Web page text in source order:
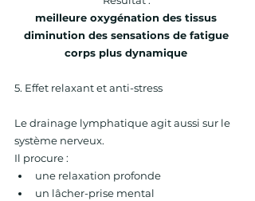
meilleure oxygénation des tissus
diminution des sensations de fatigue
corps plus dynamique
5. Effet relaxant et anti-stress
Le drainage lymphatique agit aussi sur le
système nerveux.
Il procure :
une relaxation profonde
un lâcher-prise mental